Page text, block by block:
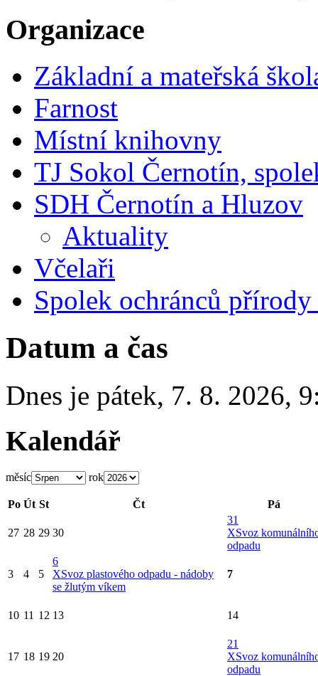
Organizace
Základní a mateřská
Farnost
Místní knihovny
TJ Sokol Černotín,
SDH Černotín a Hluzov
Aktuality
Včelaři
Spolek ochránců
Datum a čas
Dnes je pátek, 7. 8. 2026,
Kalendář
měsíc rok
Po Út St Čt Pá
27 28 29 30
31
XSvoz
odpadu
3 4 5
6
XSvoz plastového odpadu - nádoby
se žlutým víkem
7
10 11 12 13 14
17 18 19 20
21
XSvoz
odpadu